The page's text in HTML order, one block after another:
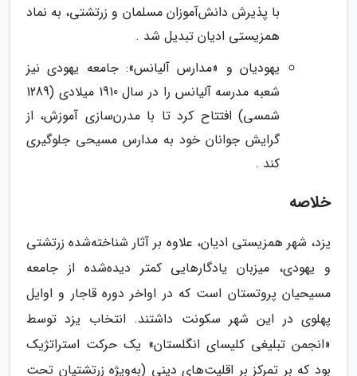
با پذیرش دانش‌آموزان مسلمان و زرتشتی، به نماد
همزیستی ادیان تبدیل شد .
یهودیان و «مدارس آلیانس»: جامعه یهودی نیز
شعبه مدرسه آلیانس را در سال 1910 میلادی (1289
شمسی) افتتاح کرد تا با مدرن‌سازی آموزش، از
گرایش جوانان خود به مدارس مسیحی جلوگیری
کند .
خلاصه
یزد، شهر همزیستی ادیان، علاوه بر آثار شناخته‌شده زرتشتی
و یهودی، میزبان یادگارهایی کمتر دیده‌شده از جامعه
مسیحیان پروتستان است که در اواخر دوره قاجار و اوایل
پهلوی در این شهر سکونت داشتند. انتخاب یزد توسط
«انجمن تبلیغی کلیسای انگلستان» یک حرکت استراتژیک
بود که بر تمرکز بر اقلیت‌های دینی (به‌ویژه زرتشتیان تحت